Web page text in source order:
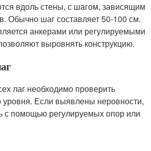
вдоль стены, с шагом, зависящим
Обычно шаг составляет 50-100 см.
анкерами или регулируемыми
выровнять конструкцию.
лаг необходимо проверить
Если выявлены неровности,
с помощью регулируемых опор или